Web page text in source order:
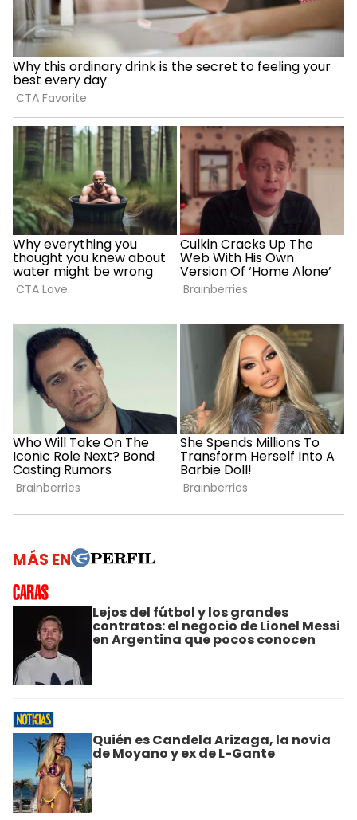
MÁS EN
Lejos del fútbol y los grandes
contratos: el negocio de Lionel Messi
en Argentina que pocos conocen
Quién es Candela Arizaga, la novia
de Moyano y ex de L-Gante